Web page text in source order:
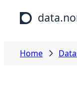
Skip to main content
Home